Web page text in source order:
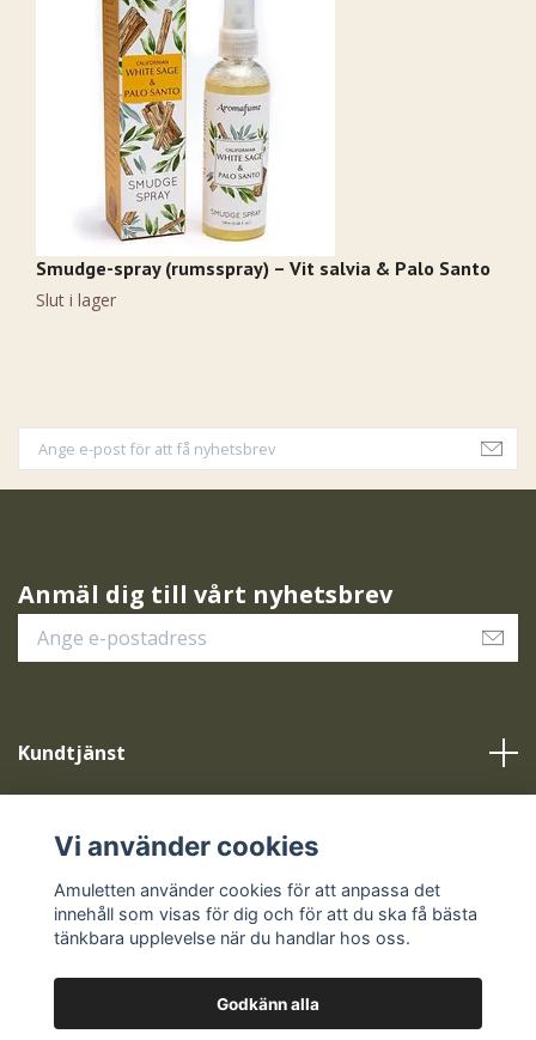
Smudge-spray (rumsspray) – Vit salvia & Palo Santo
Slut i lager
Anmäl dig till vårt nyhetsbrev
Kundtjänst
Sociala medier
Vi använder cookies
Amuletten använder cookies för att anpassa det
innehåll som visas för dig och för att du ska få bästa
tänkbara upplevelse när du handlar hos oss.
Godkänn alla